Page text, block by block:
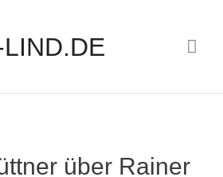
über Rainer